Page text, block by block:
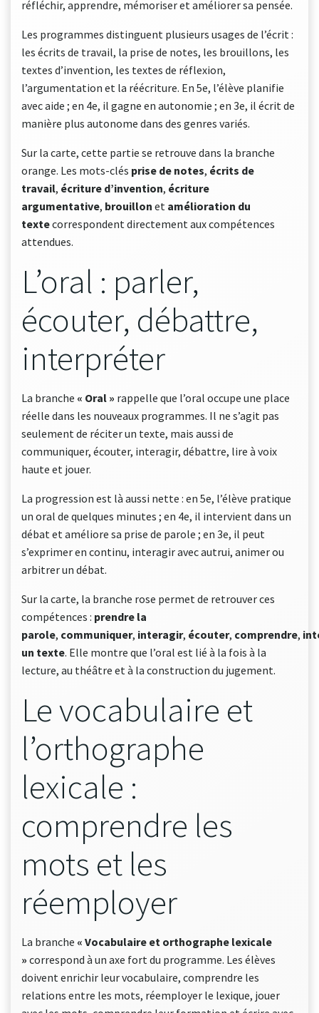
réfléchir, apprendre, mémoriser et améliorer sa pensée.
Les programmes distinguent plusieurs usages de l’écrit :
les écrits de travail, la prise de notes, les brouillons, les
textes d’invention, les textes de réflexion,
l’argumentation et la réécriture. En 5e, l’élève planifie
avec aide ; en 4e, il gagne en autonomie ; en 3e, il écrit de
manière plus autonome dans des genres variés.
Sur la carte, cette partie se retrouve dans la branche
orange. Les mots-clés prise de notes, écrits de
travail, écriture d’invention, écriture
argumentative, brouillon et amélioration du
textecorrespondent directement aux compétences
attendues.
L’oral : parler,
écouter, débattre,
interpréter
La branche « Oral » rappelle que l’oral occupe une place
réelle dans les nouveaux programmes. Il ne s’agit pas
seulement de réciter un texte, mais aussi de
communiquer, écouter, interagir, débattre, lire à voix
haute et jouer.
La progression est là aussi nette : en 5e, l’élève pratique
un oral de quelques minutes ; en 4e, il intervient dans un
débat et améliore sa prise de parole ; en 3e, il peut
s’exprimer en continu, interagir avec autrui, animer ou
arbitrer un débat.
Sur la carte, la branche rose permet de retrouver ces
compétences : prendre la
parole, communiquer, interagir, écouter, comprendre,
un texte. Elle montre que l’oral est lié à la fois à la
lecture, au théâtre et à la construction du jugement.
Le vocabulaire et
l’orthographe
lexicale :
comprendre les
mots et les
réemployer
La branche « Vocabulaire et orthographe lexicale
» correspond à un axe fort du programme. Les élèves
doivent enrichir leur vocabulaire, comprendre les
relations entre les mots, réemployer le lexique, jouer